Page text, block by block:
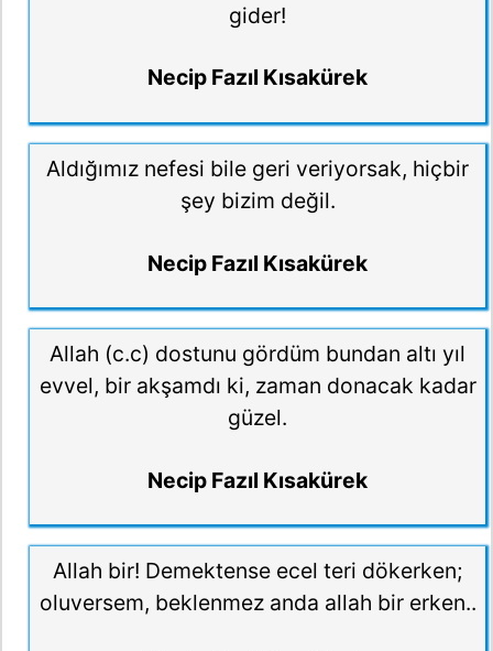
gider!
Necip Fazıl Kısakürek
Aldığımız nefesi bile geri veriyorsak, hiçbir
şey bizim değil.
Necip Fazıl Kısakürek
Allah (c.c) dostunu gördüm bundan altı yıl
evvel, bir akşamdı ki, zaman donacak kadar
güzel.
Necip Fazıl Kısakürek
Allah bir! Demektense ecel teri dökerken;
oluversem, beklenmez anda allah bir erken..